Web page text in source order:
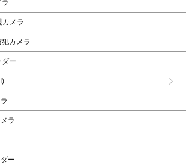
カメラ
カメラ
ダー
ラ
ー